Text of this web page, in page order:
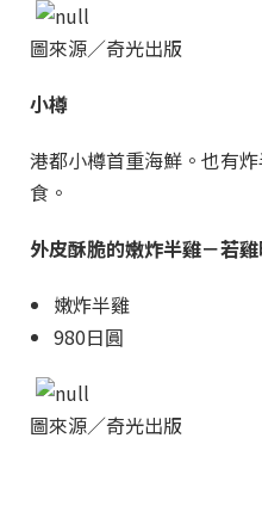
圖來源／奇光出版
小樽
港都小樽首重海鮮。也有
食。
外皮酥脆的嫩炸半雞－若
嫩炸半雞
980日圓
圖來源／奇光出版